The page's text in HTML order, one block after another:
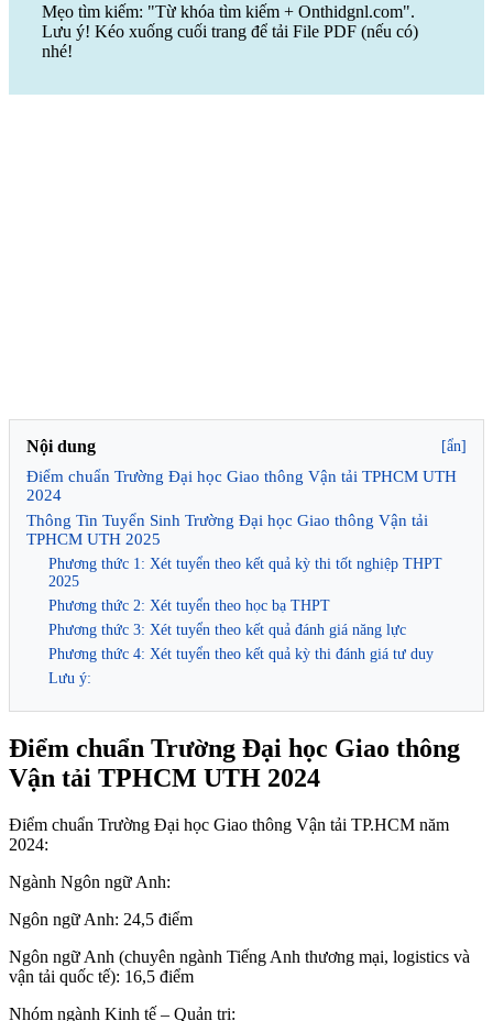
Mẹo tìm kiếm: "Từ khóa tìm kiếm + Onthidgnl.com".
Lưu ý! Kéo xuống cuối trang để tải File PDF (nếu có)
nhé!
Nội dung [ẩn]
Điểm chuẩn Trường Đại học Giao thông Vận tải TPHCM UTH
2024
Thông Tin Tuyển Sinh Trường Đại học Giao thông Vận tải
TPHCM UTH 2025
Phương thức 1: Xét tuyển theo kết quả kỳ thi tốt nghiệp THPT
2025
Phương thức 2: Xét tuyển theo học bạ THPT
Phương thức 3: Xét tuyển theo kết quả đánh giá năng lực
Phương thức 4: Xét tuyển theo kết quả kỳ thi đánh giá tư duy
Lưu ý:
Điểm chuẩn Trường Đại học Giao thông
Vận tải TPHCM UTH 2024
Điểm chuẩn Trường Đại học Giao thông Vận tải TP.HCM năm
2024:
Ngành Ngôn ngữ Anh:
Ngôn ngữ Anh: 24,5 điểm
Ngôn ngữ Anh (chuyên ngành Tiếng Anh thương mại, logistics và
vận tải quốc tế): 16,5 điểm
Nhóm ngành Kinh tế – Quản trị: